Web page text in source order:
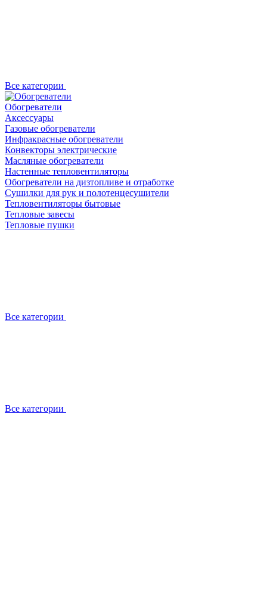
Все категории
Обогреватели
Аксессуары
Газовые обогреватели
Инфракрасные обогреватели
Конвекторы электрические
Масляные обогреватели
Настенные тепловентиляторы
Обогреватели на дизтопливе и отработке
Сушилки для рук и полотенцесушители
Тепловентиляторы бытовые
Тепловые завесы
Тепловые пушки
Все категории
Все категории